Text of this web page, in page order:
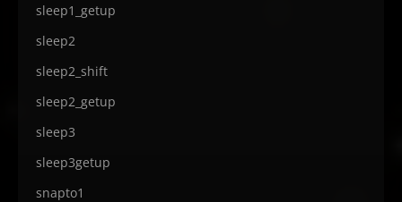
sleep1_getup
sleep2
sleep2_shift
sleep2_getup
sleep3
sleep3getup
snapto1